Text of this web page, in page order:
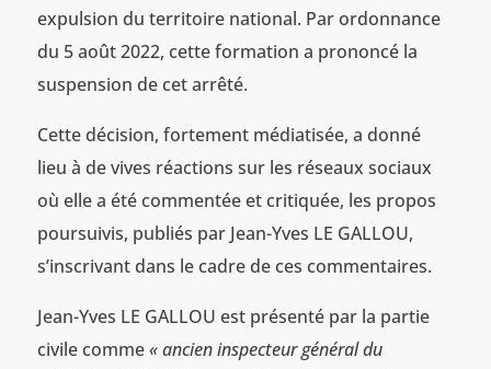
expulsion du territoire national. Par ordonnance
du 5 août 2022, cette formation a prononcé la
suspension de cet arrêté.
Cette décision, fortement médiatisée, a donné
lieu à de vives réactions sur les réseaux sociaux
où elle a été commentée et critiquée, les propos
poursuivis, publiés par Jean-Yves LE GALLOU,
s’inscrivant dans le cadre de ces commentaires.
Jean-Yves LE GALLOU est présenté par la partie
civile comme« ancien inspecteur général du